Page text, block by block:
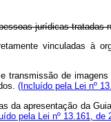
jurídicas tratadas
vinculadas à
transmissão de
(Incluído pela Lei nº
apresentação da
pela Lei nº 13.161, de